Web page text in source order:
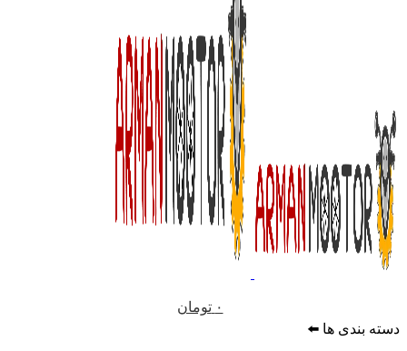
۰ تومان
دسته بندی ها ⬅️